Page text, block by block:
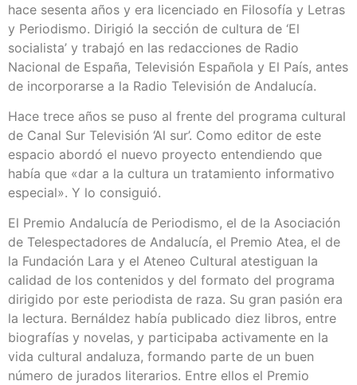
hace sesenta años y era licenciado en Filosofía y Letras
y Periodismo. Dirigió la sección de cultura de ‘El
socialista’ y trabajó en las redacciones de Radio
Nacional de España, Televisión Española y El País, antes
de incorporarse a la Radio Televisión de Andalucía.
Hace trece años se puso al frente del programa cultural
de Canal Sur Televisión ‘Al sur’. Como editor de este
espacio abordó el nuevo proyecto entendiendo que
había que «dar a la cultura un tratamiento informativo
especial». Y lo consiguió.
El Premio Andalucía de Periodismo, el de la Asociación
de Telespectadores de Andalucía, el Premio Atea, el de
la Fundación Lara y el Ateneo Cultural atestiguan la
calidad de los contenidos y del formato del programa
dirigido por este periodista de raza. Su gran pasión era
la lectura. Bernáldez había publicado diez libros, entre
biografías y novelas, y participaba activamente en la
vida cultural andaluza, formando parte de un buen
número de jurados literarios. Entre ellos el Premio